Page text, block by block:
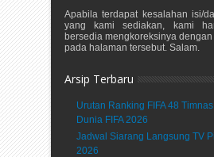
Apabila terdapat kesalahan isi/
yang kami sediakan, kami
bersedia mengkoreksinya
pada halaman tersebut. Salam.
Arsip Terbaru
Urutan Ranking FIFA 48
Dunia FIFA 2026
Jadwal Siarang Langsung TV
2026